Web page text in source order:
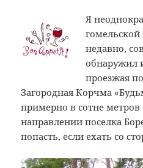
Я
недавно,
обнаружил
проезжая по
Загородная Корчма
примерно в сотне метров
направлении поселка
попасть, если ехать со